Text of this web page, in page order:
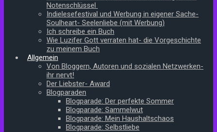
Notenschlüssel
Indielesefestival und Werbung in eigener Sache-
Soulheart- Seelenliebe (mit Werbung)
Ich schreibe ein Buch
Wie Luzifer Gott verraten hat- die Vorgeschichte
zu meinem Buch
Allgemein
Von Bloggern, Autoren und sozialen Netzwerken-
ihr nervt!
Der Liebster- Award
Blogparaden
Blogparade: Der perfekte Sommer
Blogparade: Sammelwut
Blogparade: Mein Haushaltschaos
Blogparade: Selbstliebe